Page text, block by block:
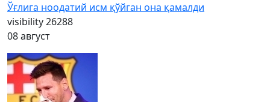
Ўғлига ноодатий исм қўйган она қамалди
visibility26288
08 август